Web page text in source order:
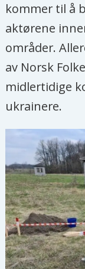
kommer til å
aktørene
områder.
av Norsk
midlertidige
ukrainere.